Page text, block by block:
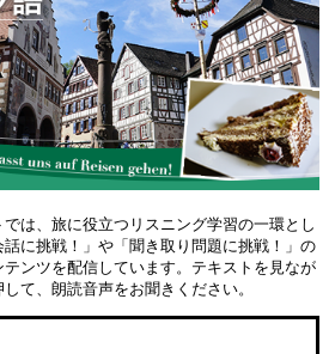
では、旅に役立つリスニング学習の一環とし
に挑戦！」や「聞き取り問題に挑戦！」の
ンツを配信しています。テキストを見なが
て、朗読音声をお聞きください。